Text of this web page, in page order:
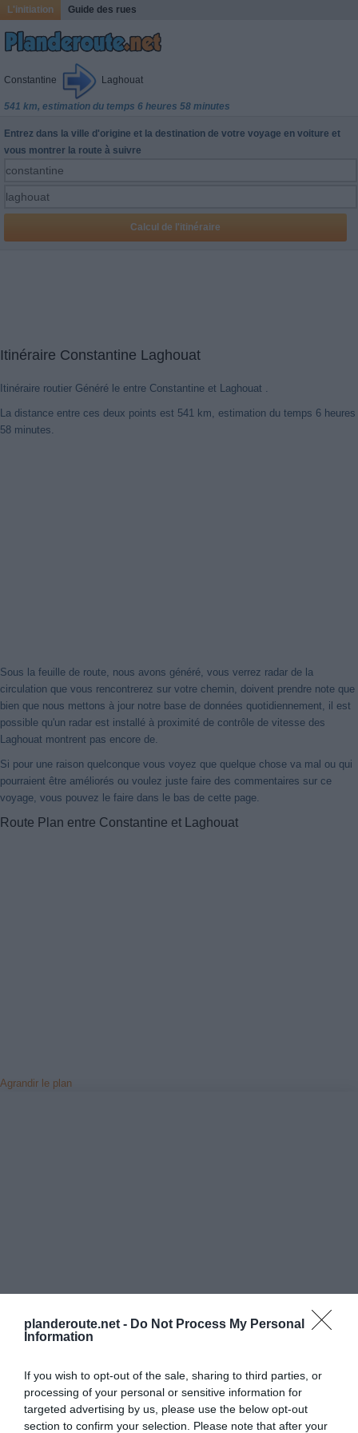
planderoute.net - Do Not Process My Personal
Information
If you wish to opt-out of the sale, sharing to third parties, or
processing of your personal or sensitive information for
targeted advertising by us, please use the below opt-out
section to confirm your selection. Please note that after your
L'initiation Guide des rues
Constantine Laghouat
541 km, estimation du temps 6 heures 58 minutes
Entrez dans la ville d'origine et la destination de votre voyage en voiture et
vous montrer la route à suivre
Itinéraire Constantine Laghouat
Itinéraire routier Généré le entre Constantine et Laghouat .
La distance entre ces deux points est 541 km, estimation du temps 6 heures
58 minutes.
Sous la feuille de route, nous avons généré, vous verrez radar de la
circulation que vous rencontrerez sur votre chemin, doivent prendre note que
bien que nous mettons à jour notre base de données quotidiennement, il est
possible qu'un radar est installé à proximité de contrôle de vitesse des
Laghouat montrent pas encore de.
Si pour une raison quelconque vous voyez que quelque chose va mal ou qui
pourraient être améliorés ou voulez juste faire des commentaires sur ce
voyage, vous pouvez le faire dans le bas de cette page.
Route Plan entre Constantine et Laghouat
Agrandir le plan
Vérifiez la météo dans votre voyage
Places à proximité de votre itinéraire (moins de 30)